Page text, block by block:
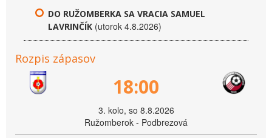
DO RUŽOMBERKA SA VRACIA SAMUEL
LAVRINČÍK (utorok 4.8.2026)
Rozpis zápasov
18:00
3. kolo, so 8.8.2026
Ružomberok - Podbrezová